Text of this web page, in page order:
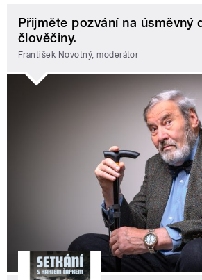
Přijměte pozvání na úsměvný
člověčiny.
František Novotný, moderátor